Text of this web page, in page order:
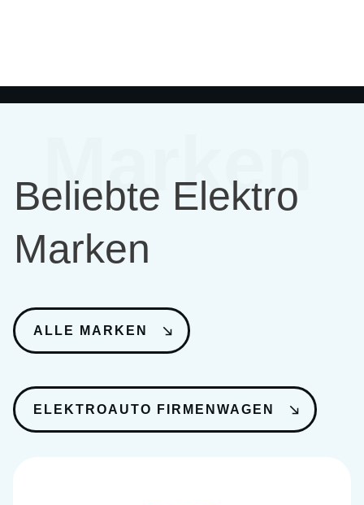
Marken
Beliebte Elektro
Marken
ALLE MARKEN
ELEKTROAUTO FIRMENWAGEN